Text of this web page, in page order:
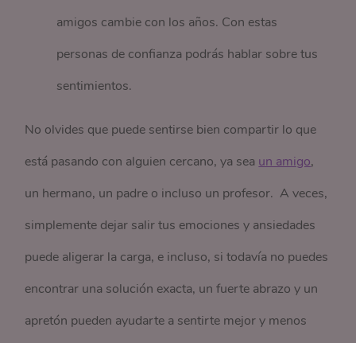
amigos cambie con los años. Con estas
personas de confianza podrás hablar sobre tus
sentimientos.
No olvides que puede sentirse bien compartir lo que
está pasando con alguien cercano, ya sea un amigo,
un hermano, un padre o incluso un profesor. A veces,
simplemente dejar salir tus emociones y ansiedades
puede aligerar la carga, e incluso, si todavía no puedes
encontrar una solución exacta, un fuerte abrazo y un
apretón pueden ayudarte a sentirte mejor y menos